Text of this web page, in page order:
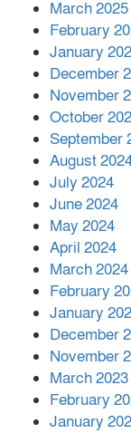
March 2025
February
January
December
November
October
September
August
July 2024
June 2024
May 2024
April 2024
March 2024
February
January
December
November
March 2023
February
January